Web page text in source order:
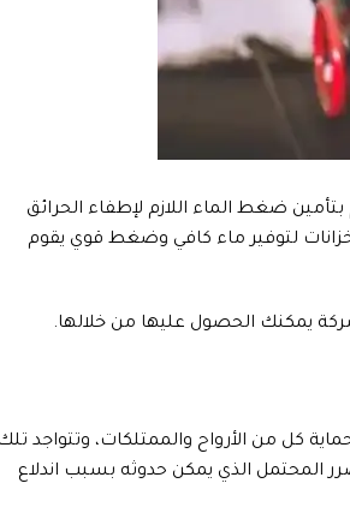
ضغط الماء اللازم لإطفاء الحرائق
لتوفير ماء كافي وضغط قوي يقوم
يمكنك الحصول عليها من خلالها.
كل من الأرواح والممتلكات، وتتواجد
المحتمل الذي يمكن حدوثه بسبب اندلاع